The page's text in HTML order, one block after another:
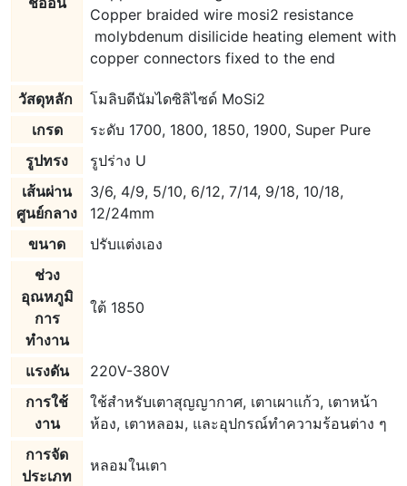
Copper braided wire mosi2 resistance
molybdenum disilicide heating element with
copper connectors fixed to the end
วัสดุหลัก
โมลิบดีนัมไดซิลิไซด์ MoSi2
เกรด
ระดับ 1700, 1800, 1850, 1900, Super Pure
รูปทรง
รูปร่าง U
เส้นผ่าน
ศูนย์กลาง
3/6, 4/9, 5/10, 6/12, 7/14, 9/18, 10/18,
12/24mm
ขนาด
ปรับแต่งเอง
ช่วง
อุณหภูมิ
การ
ทำงาน
ใต้ 1850
แรงดัน
220V-380V
การใช้
งาน
ใช้สำหรับเตาสุญญากาศ, เตาเผาแก้ว, เตาหน้า
ห้อง, เตาหลอม, และอุปกรณ์ทำความร้อนต่าง ๆ
การจัด
ประเภท
หลอมในเตา